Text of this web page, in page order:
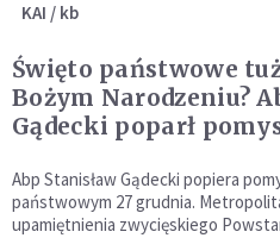
KAI / kb
Święto państwowe
Bożym Narodzeniu?
Gądecki poparł
Abp Stanisław Gądecki popiera
państwowym 27 grudnia.
upamiętnienia zwycięskiego